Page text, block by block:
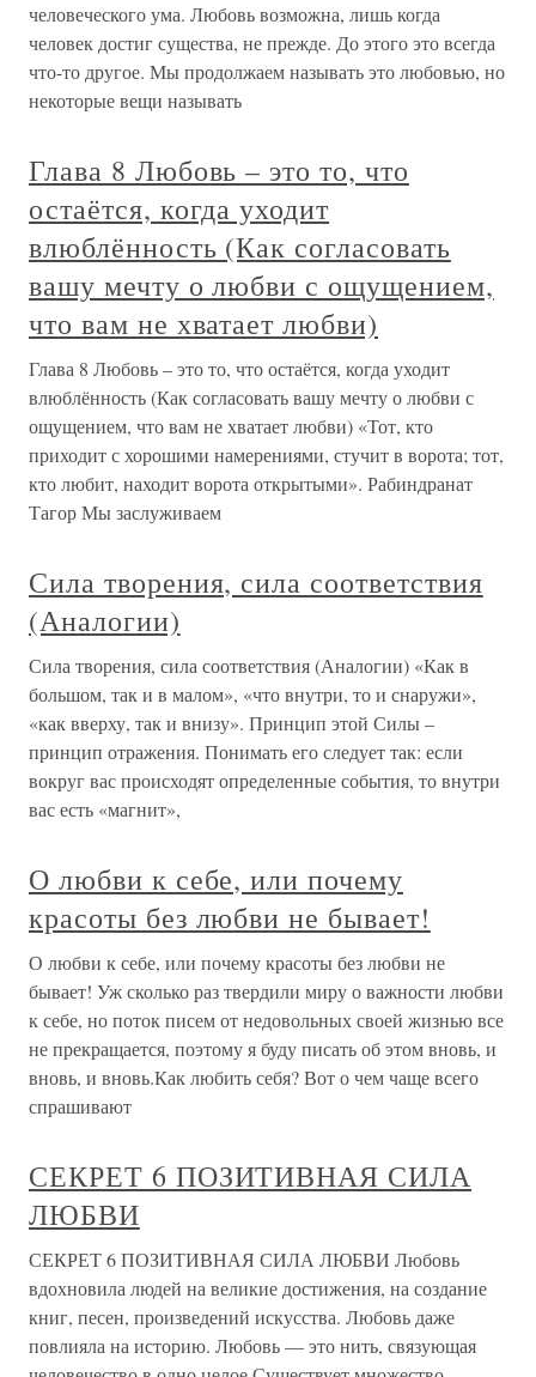
человеческого ума. Любовь возможна, лишь когда
человек достиг существа, не прежде. До этого это всегда
что-то другое. Мы продолжаем называть это любовью, но
некоторые вещи называть
Глава 8 Любовь – это то, что
остаётся, когда уходит
влюблённость (Как согласовать
вашу мечту о любви с ощущением,
что вам не хватает любви)
Глава 8 Любовь – это то, что остаётся, когда уходит
влюблённость (Как согласовать вашу мечту о любви с
ощущением, что вам не хватает любви) «Тот, кто
приходит с хорошими намерениями, стучит в ворота; тот,
кто любит, находит ворота открытыми». Рабиндранат
Тагор Мы заслуживаем
Сила творения, сила соответствия
(Аналогии)
Сила творения, сила соответствия (Аналогии) «Как в
большом, так и в малом», «что внутри, то и снаружи»,
«как вверху, так и внизу». Принцип этой Силы –
принцип отражения. Понимать его следует так: если
вокруг вас происходят определенные события, то внутри
вас есть «магнит»,
О любви к себе, или почему
красоты без любви не бывает!
О любви к себе, или почему красоты без любви не
бывает! Уж сколько раз твердили миру о важности любви
к себе, но поток писем от недовольных своей жизнью все
не прекращается, поэтому я буду писать об этом вновь, и
вновь, и вновь.Как любить себя? Вот о чем чаще всего
спрашивают
СЕКРЕТ 6 ПОЗИТИВНАЯ СИЛА
ЛЮБВИ
СЕКРЕТ 6 ПОЗИТИВНАЯ СИЛА ЛЮБВИ Любовь
вдохновила людей на великие достижения, на создание
книг, песен, произведений искусства. Любовь даже
повлияла на историю. Любовь — это нить, связующая